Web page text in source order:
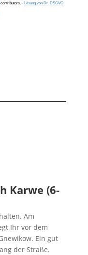
contributors. · Lösung von Dr. DSGVO
Karwe (6-
Am
Ihr vor dem
Ein gut
der Straße.